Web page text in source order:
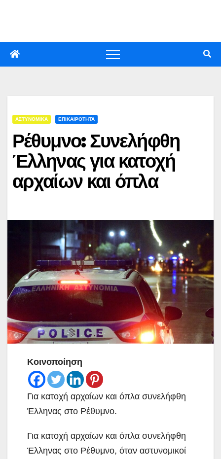
ΑΣΤΥΝΟΜΙΚΑ ΕΠΙΚΑΙΡΟΤΗΤΑ
Ρέθυμνο: Συνελήφθη
Έλληνας για κατοχή
αρχαίων και όπλα
Κοινοποίηση
Για κατοχή αρχαίων και όπλα συνελήφθη
Έλληνας στο Ρέθυμνο.
Για κατοχή αρχαίων και όπλα συνελήφθη
Έλληνας στο Ρέθυμνο, όταν αστυνομικοί